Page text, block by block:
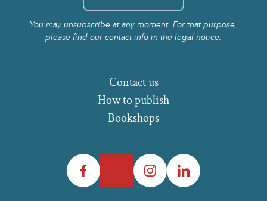
You may unsubscribe at any moment. For that purpose,
please find our contact info in the legal notice.
How to publish
Bookshops
Contact us
Facebook InstagramLinkedIn